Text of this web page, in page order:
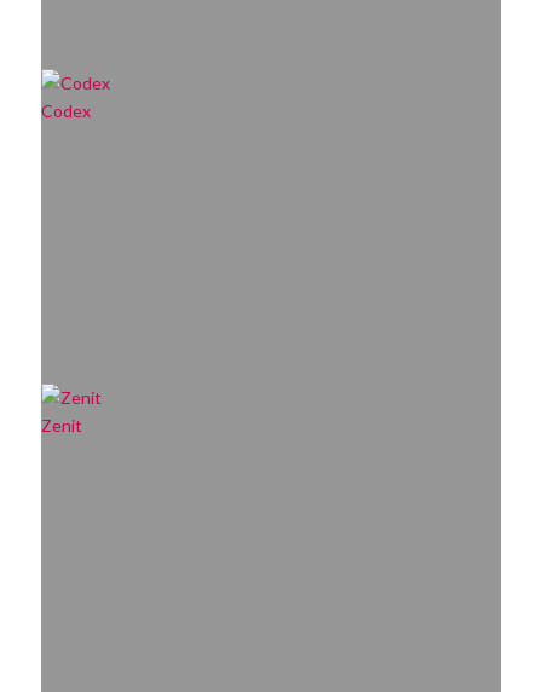
Codex
Zenit